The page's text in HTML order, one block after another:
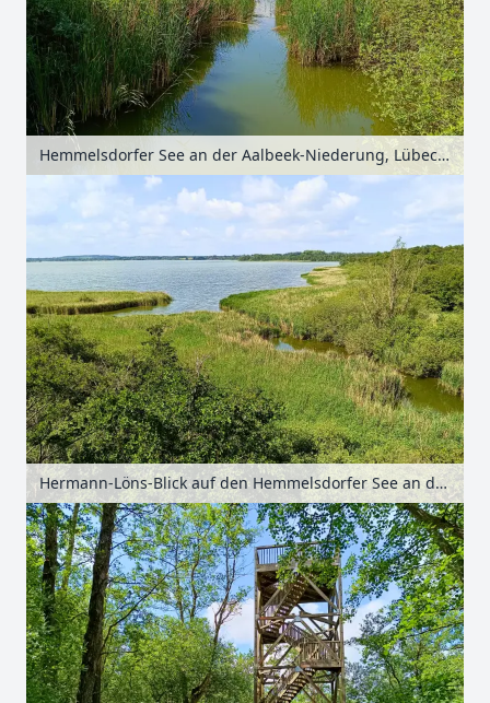
Hemmelsdorfer See an der Aalbeek-Niederung, Lübecker Bucht, Schleswig-Holstein, Deutschland
Hermann-Löns-Blick auf den Hemmelsdorfer See an der Aalbeek-Niederung, Lübecker Bucht, Schleswig-Holstein, Deutschland